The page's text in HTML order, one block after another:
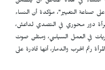
صناعة التغيير"، مؤكدة أن النساء
دور محوري في التصدي لداعش،
في العمل السياسي، ومثلن صوت
رغم الحرب والدمار، أنها قادرة على